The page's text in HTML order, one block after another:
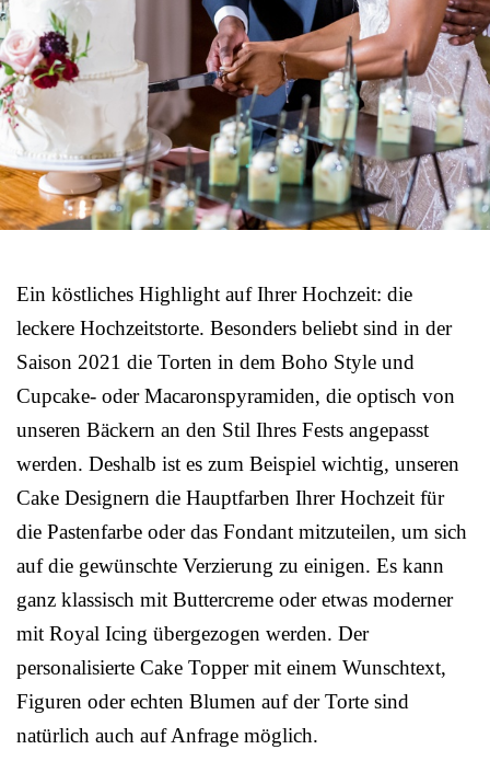
Ein köstliches Highlight auf Ihrer Hochzeit: die
leckere Hochzeitstorte. Besonders beliebt sind in der
Saison 2021 die Torten in dem Boho Style und
Cupcake- oder Macaronspyramiden, die optisch von
unseren Bäckern an den Stil Ihres Fests angepasst
werden. Deshalb ist es zum Beispiel wichtig, unseren
Cake Designern die Hauptfarben Ihrer Hochzeit für
die Pastenfarbe oder das Fondant mitzuteilen, um sich
auf die gewünschte Verzierung zu einigen. Es kann
ganz klassisch mit Buttercreme oder etwas moderner
mit Royal Icing übergezogen werden. Der
personalisierte Cake Topper mit einem Wunschtext,
Figuren oder echten Blumen auf der Torte sind
natürlich auch auf Anfrage möglich.